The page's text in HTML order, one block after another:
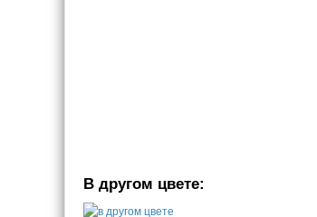
В другом цвете: